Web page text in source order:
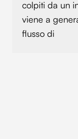
colpiti da un
viene a
flusso di